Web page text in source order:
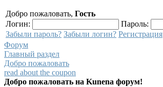
Добро пожаловать, Гость
Логин:
Пароль:
Забыли пароль? Забыли логин? Регистрация
Форум
Главный раздел
Добро пожаловать
read about the coupon
Добро пожаловать на Kunena форум!